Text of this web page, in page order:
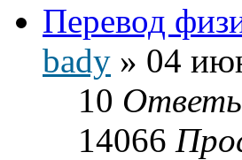
Перевод
bady » 04
10
14066